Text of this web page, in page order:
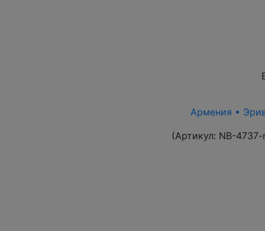
Армения •
(Артикул: NB-4737-